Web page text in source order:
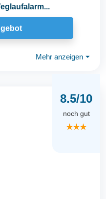
Mehr anzeigen ⏷
8.5/10
noch gut
★★★